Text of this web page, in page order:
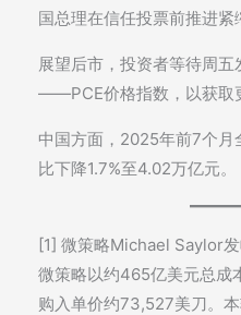
国总理在信任投票前推进紧
展望后市，投资者等待周
——PCE价格指数，以获取
中国方面，2025年前7个月
比下降1.7%至4.02万亿元。
[1] 微策略Michael Saylor
微策略以约465亿美元总
购入单价约73,527美刀。